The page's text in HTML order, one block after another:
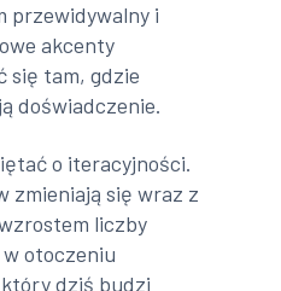
przewidywalny i
akcenty
się tam, gdzie
doświadczenie.
o iteracyjności.
zmieniają się wraz z
liczby
otoczeniu
dziś budzi